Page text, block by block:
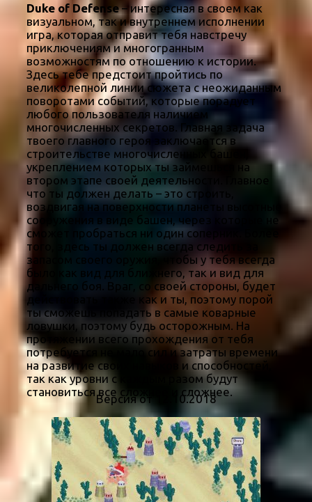
Duke of Defense– интересная в своем как
визуальном, так и внутреннем исполнении
игра, которая отправит тебя навстречу
приключениям и многогранным
возможностям по отношению к истории.
Здесь тебе предстоит пройтись по
великолепной линии сюжета с неожиданным
поворотами событий, которые порадует
любого пользователя наличием
многочисленных секретов. Главная задача
твоего главного героя заключается в
строительстве многочисленных башен,
укреплением которых ты займешься на
втором этапе своей деятельности. Главное
что ты должен делать – это строить,
воздвигая на поверхности планеты высотные
сооружения в виде башен, через которые не
сможет пробраться ни один соперник. Более
того, здесь ты должен всегда следить за
запасом своего оружия, чтобы у тебя всегда
было как вид для ближнего, так и вид для
дальнего боя. Враг, со своей стороны, будет
действовать также как и ты, поэтому порой
ты сможешь попадать в самые коварные
ловушки, поэтому будь осторожным. На
протяжении всего прохождения от тебя
потребуется не мало сил и затраты времени
на развитие своих навыков и способностей,
так как уровни с каждым разом будут
становиться все сложнее и сложнее.
Версия от 12.10.2018